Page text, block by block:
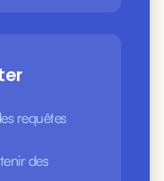
requêtes
des